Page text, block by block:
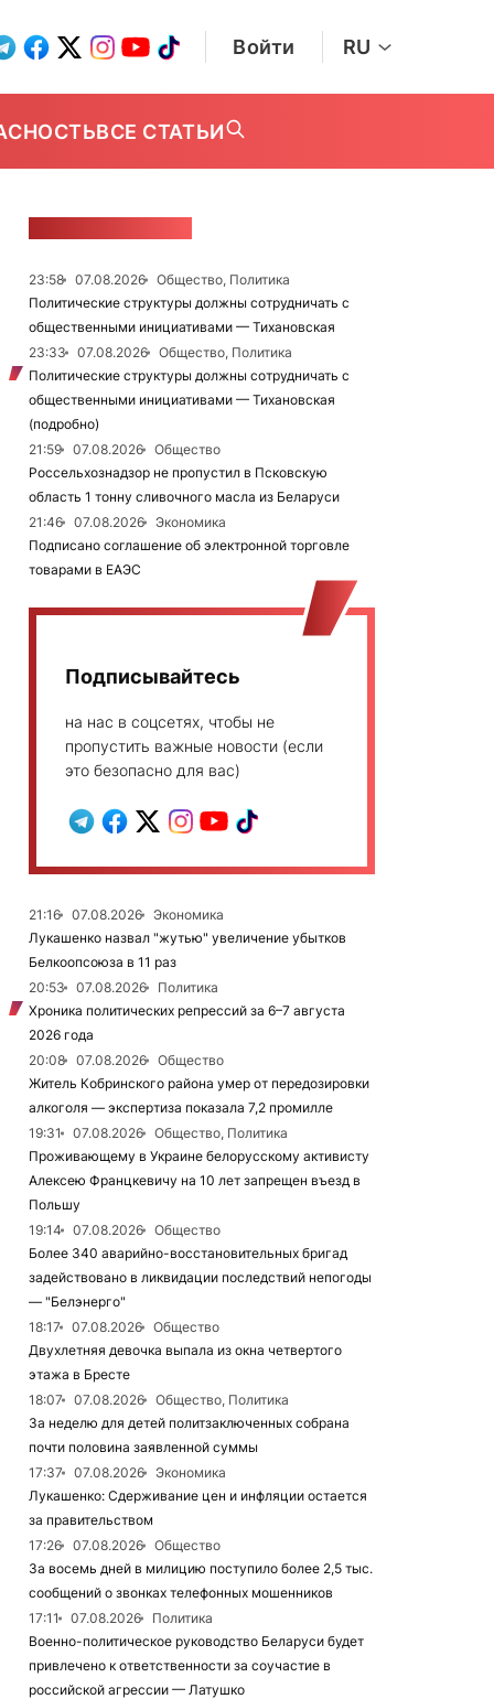
Войти RU
ВСЕ СТАТЬИ
23:58 07.08.2026
Общество, Политика
Политические структуры должны сотрудничать с
общественными инициативами — Тихановская
23:33
07.08.2026
Общество, Политика
Политические структуры должны сотрудничать с
общественными инициативами — Тихановская
(подробно)
21:59
07.08.2026
Общество
Россельхознадзор не пропустил в Псковскую
область 1 тонну сливочного масла из Беларуси
21:46
07.08.2026
Экономика
Подписано соглашение об электронной торговле
товарами в ЕАЭС
Подписывайтесь
на нас в соцсетях, чтобы не
пропустить важные новости (если
это безопасно для вас)
21:16 07.08.2026
Экономика
Лукашенко назвал "жутью" увеличение убытков
Белкоопсоюза в 11 раз
20:53
07.08.2026
Политика
Хроника политических репрессий за 6–7 августа
2026 года
20:08
07.08.2026
Общество
Житель Кобринского района умер от передозировки
алкоголя — экспертиза показала 7,2 промилле
19:31
07.08.2026
Общество, Политика
Проживающему в Украине белорусскому активисту
Алексею Францкевичу на 10 лет запрещен въезд в
Польшу
19:14
07.08.2026
Общество
Более 340 аварийно-восстановительных бригад
задействовано в ликвидации последствий непогоды
— "Белэнерго"
18:17
07.08.2026
Общество
Двухлетняя девочка выпала из окна четвертого
этажа в Бресте
18:07
07.08.2026
Общество, Политика
За неделю для детей политзаключенных собрана
почти половина заявленной суммы
17:37
07.08.2026
Экономика
Лукашенко: Сдерживание цен и инфляции остается
за правительством
17:26
07.08.2026
Общество
За восемь дней в милицию поступило более 2,5 тыс.
сообщений о звонках телефонных мошенников
17:11
07.08.2026
Политика
Военно-политическое руководство Беларуси будет
привлечено к ответственности за соучастие в
российской агрессии — Латушко